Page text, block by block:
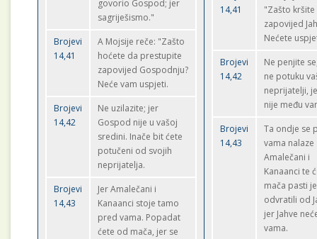
govorio Gospod; jer
sagriješismo."
Brojevi
14,41
A Mojsije reče: "Zašto
hoćete da prestupite
zapovijed Gospodnju?
Neće vam uspjeti.
Brojevi
14,42
Ne uzilazite; jer
Gospod nije u vašoj
sredini. Inače bit ćete
potučeni od svojih
neprijatelja.
Brojevi
14,43
Jer Amalečani i
Kanaanci stoje tamo
pred vama. Popadat
ćete od mača, jer se
14,41
"Zašto kršite
zapovijed
Nećete
Brojevi
14,42
Ne penjite
ne potuku
neprijatelji,
nije među
Brojevi
14,43
Ta ondje se
vama nalaze
Amalečani i
Kanaanci te
mača pasti
odvratili od
jer Jahve
vama.